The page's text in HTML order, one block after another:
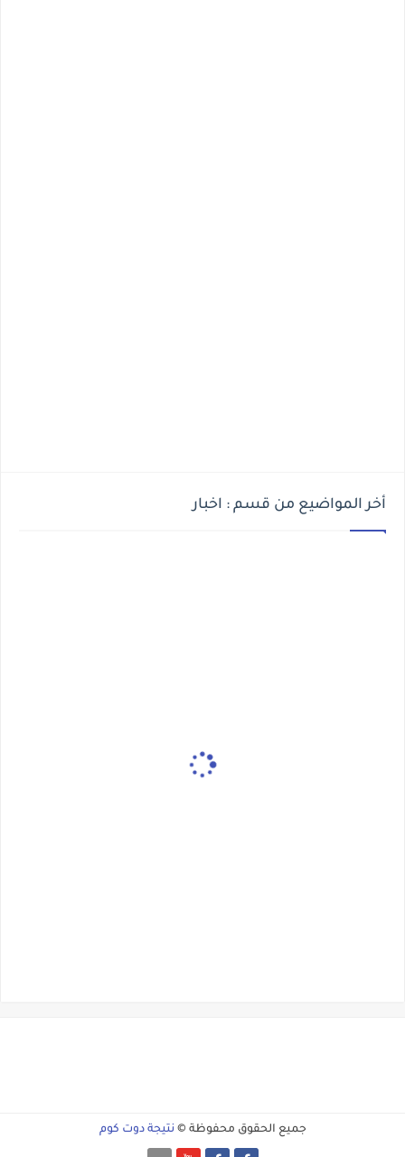
أخر المواضيع من قسم : اخبار
جميع الحقوق محفوظة © نتيجة دوت كوم